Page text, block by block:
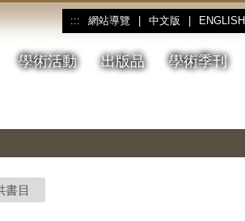
::: 網站導覽 中文版 ENGLISH
學術活動 出版品 學術季刊
書目